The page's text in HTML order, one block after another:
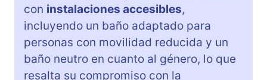
con instalaciones accesibles,
incluyendo un baño adaptado para
personas con movilidad reducida y un
baño neutro en cuanto al género, lo que
resalta su compromiso con la